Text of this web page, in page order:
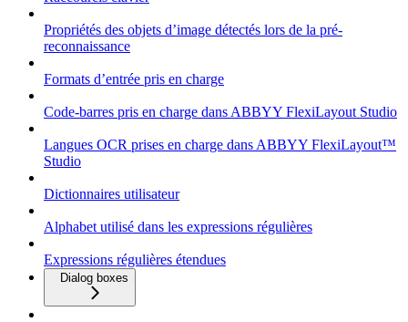
Propriétés des objets d’image détectés lors de la pré-
reconnaissance
Formats d’entrée pris en charge
Code-barres pris en charge dans ABBYY FlexiLayout Studio
Langues OCR prises en charge dans ABBYY FlexiLayout™
Studio
Dictionnaires utilisateur
Alphabet utilisé dans les expressions régulières
Expressions régulières étendues
Dialog boxes